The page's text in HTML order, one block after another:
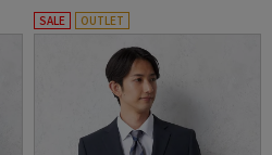
SALE OUTLET